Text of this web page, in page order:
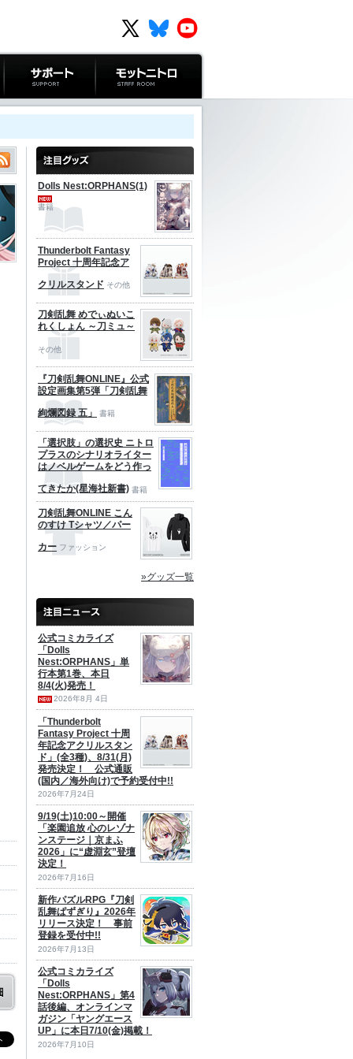
サポート モットニトロ
Dolls Nest:ORPHANS(1)
書籍
Thunderbolt Fantasy
Project 十周年記念ア
クリルスタンド その他
刀剣乱舞 めでぃぬいこ
れくしょん ～刀ミュ～
その他
『刀剣乱舞ONLINE』公式
設定画集第5弾「刀剣乱舞
絢爛図録 五」 書籍
「選択肢」の選択史 ニトロ
プラスのシナリオライター
はノベルゲームをどう作っ
てきたか(星海社新書) 書籍
刀剣乱舞ONLINE こん
のすけ Tシャツ／パー
カー ファッション
»グッズ一覧
公式コミカライズ
「Dolls
Nest:ORPHANS」単
行本第1巻、本日
8/4(火)発売！
2026年8月 4日
「Thunderbolt
Fantasy Project 十周
年記念アクリルスタン
ド」(全3種)、8/31(月)
発売決定！ 公式通販
(国内／海外向け)で予約受付中!!
2026年7月24日
9/19(土)10:00～開催
「楽園追放 心のレゾナ
ンステージ｜京まふ
2026」に“虚淵玄”登壇
決定！
2026年7月16日
新作パズルRPG『刀剣
乱舞ぱずぎり』2026年
リリース決定！ 事前
登録を受付中!!
2026年7月13日
公式コミカライズ
「Dolls
Nest:ORPHANS」第4
話後編、オンラインマ
ガジン「ヤングエース
UP」に本日7/10(金)掲載！
2026年7月10日